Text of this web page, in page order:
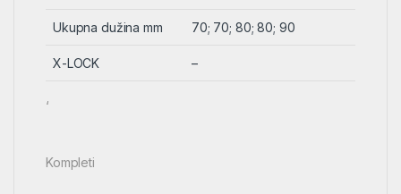
Ukupna dužina mm 70; 70; 80; 80; 90
X-LOCK –
‘
Kompleti